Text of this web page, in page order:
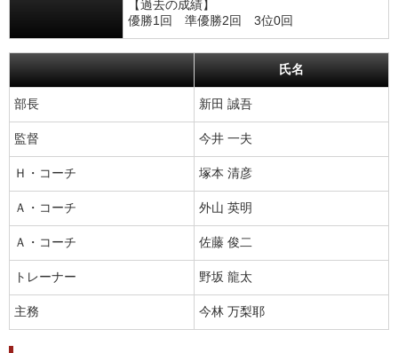
【過去の成績】
優勝1回 準優勝2回 3位0回
氏名
部長 新田 誠吾
監督 今井 一夫
Ｈ・コーチ 塚本 清彦
Ａ・コーチ 外山 英明
Ａ・コーチ 佐藤 俊二
トレーナー 野坂 龍太
主務 今林 万梨耶